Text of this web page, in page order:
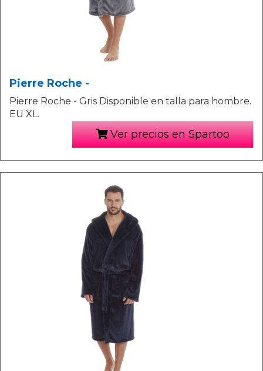
Pierre Roche -
Pierre Roche - Gris Disponible en talla para hombre.
EU XL.
Ver precios en Spartoo